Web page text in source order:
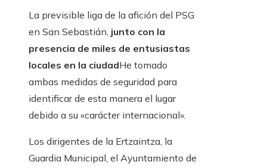
La previsible liga de la afición del PSG
en San Sebastián, junto con la
presencia de miles de entusiastas
locales en la ciudadHe tomado
ambas medidas de seguridad para
identificar de esta manera el lugar
debido a su «carácter internacional».
Los dirigentes de la Ertzaintza, la
Guardia Municipal, el Ayuntamiento de